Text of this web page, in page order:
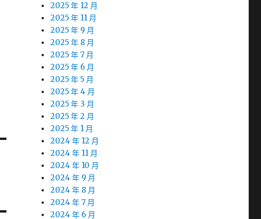
2025 年 12 月
2025 年 11 月
2025 年 9 月
2025 年 8 月
2025 年 7 月
2025 年 6 月
2025 年 5 月
2025 年 4 月
2025 年 3 月
2025 年 2 月
2025 年 1 月
2024 年 12 月
2024 年 11 月
2024 年 10 月
2024 年 9 月
2024 年 8 月
2024 年 7 月
2024 年 6 月